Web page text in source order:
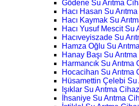
Gödene Su Arıtma
Hacı Hasan Su Arıtma
Hacı Kaymak Su
Hacı Yusuf Mescit Su
Hacıveyiszade Su
Hamza Oğlu Su
Hanay Başı Su Arıtma
Harmancık Su Arıtma
Hocacihan Su Arıtma
Hüsamettin Çelebi Su
Işıklar Su Arıtma
İhsaniye Su Arıtma